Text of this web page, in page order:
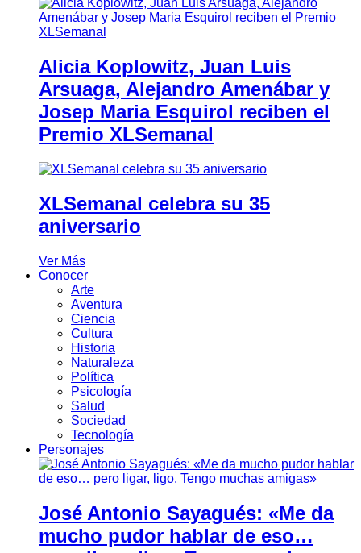
Alicia Koplowitz, Juan Luis
Arsuaga, Alejandro Amenábar y
Josep Maria Esquirol reciben el
Premio XLSemanal
XLSemanal celebra su 35
aniversario
Ver Más
Conocer
Arte
Aventura
Ciencia
Cultura
Historia
Naturaleza
Política
Psicología
Salud
Sociedad
Tecnología
Personajes
José Antonio Sayagués: «Me da
mucho pudor hablar de eso…